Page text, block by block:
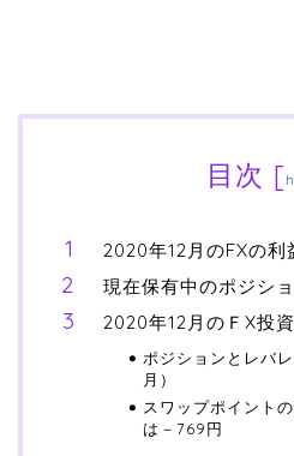
目次 [
2020年12月のFXの
現在保有中のポジシ
2020年12月のＦX投
ポジションとレバ
月）
スワップポイント
は－769円